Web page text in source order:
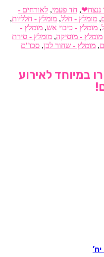
לבנות
40
יח'
ננצח❤, חד פעמי, לאורחים -
, מומלץ - חלל, מומלץ - חלליות,
, מומלץ - כיבוי אש, מומלץ -
מומלץ - מוסיקה, מומלץ - סירת
, מומלץ - שחור לבן, סכו"ם
במיוחד לאירוע